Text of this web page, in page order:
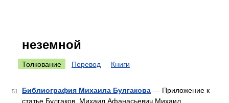
неземной
Толкование Перевод Книги
51 Библиография Михаила Булгакова — Приложение к
статье Булгаков, Михаил Афанасьевич Михаил